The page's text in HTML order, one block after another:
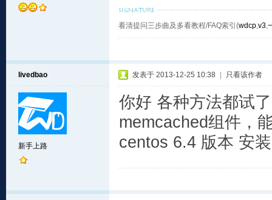
看清提问三步曲及多看教程/FAQ索引(wdcp,v3,
livedbao
新手上路
发表于 2013-12-25 10:38 只看该作者
你好 各种方法都试
memcached组件，
centos 6.4 版本 安